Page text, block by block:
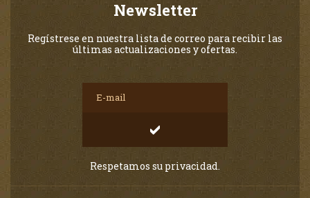
Newsletter
Regístrese en nuestra lista de correo para recibir las
últimas actualizaciones y ofertas.
Respetamos su privacidad.